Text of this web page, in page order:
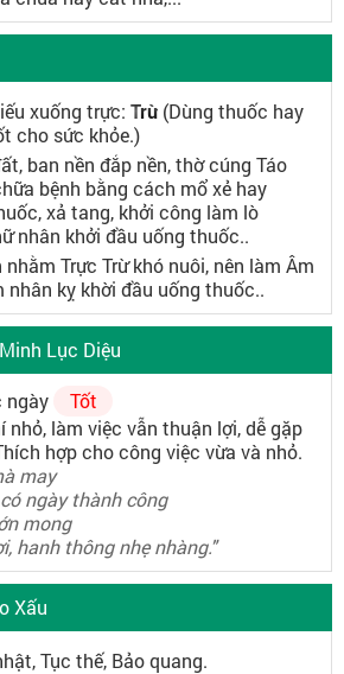
xuống trực: Trừ (Dùng thuốc hay
cho sức khỏe.)
ban nền đắp nền, thờ cúng Táo
bệnh bằng cách mổ xẻ hay
xả tang, khởi công làm lò
nhân khởi đầu uống thuốc..
Trực Trừ khó nuôi, nên làm Âm
nhân kỵ khời đầu uống thuốc..
Lục Diệu
ngày
Tốt
nhỏ, làm việc vẫn thuận lợi, dễ gặp
hợp cho công việc vừa và nhỏ.
may
ngày thành công
mong
hanh thông nhẹ nhàng."
Xấu
Tục thế, Bảo quang.